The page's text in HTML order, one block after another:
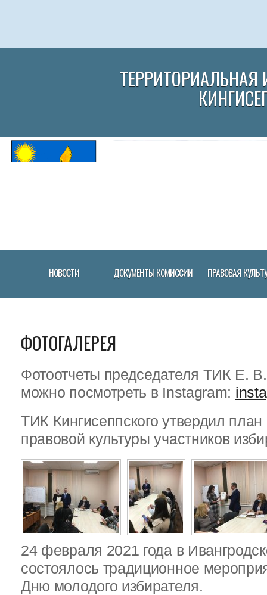
НОВОСТИ ДОКУМЕНТЫ КОМИССИИ ПРАВОВАЯ
ФОТОГАЛЕРЕЯ
Фотоотчеты председателя ТИК Е.
можно посмотреть в Instagram:
ТИК Кингисеппского утвердил
правовой культуры участников
24 февраля 2021 года в
состоялось традиционное
Дню молодого избирателя.